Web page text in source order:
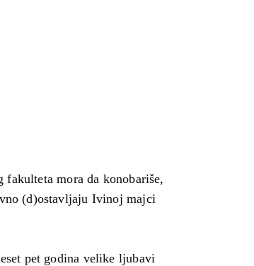
mora da konobariše,
(d)ostavljaju Ivinoj majci
pet godina velike ljubavi